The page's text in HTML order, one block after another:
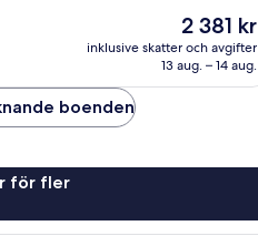
Priset
är
2 381 kr
2 381 kr
inklusive skatter och avgifter
13 aug. – 14 aug.
boenden
för fler